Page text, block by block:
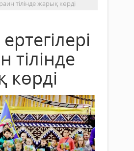
тілінде жарық көрді
тілінде
көрді